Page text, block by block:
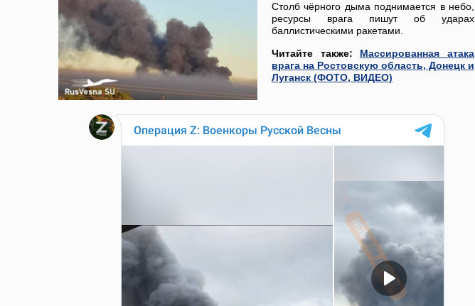
Столб чёрного дыма поднимается в небо,
ресурсы врага пишут об ударах
баллистическими ракетами.
Читайте также: Массированная атака
врага на Ростовскую область, Донецк и
Луганск (ФОТО, ВИДЕО)